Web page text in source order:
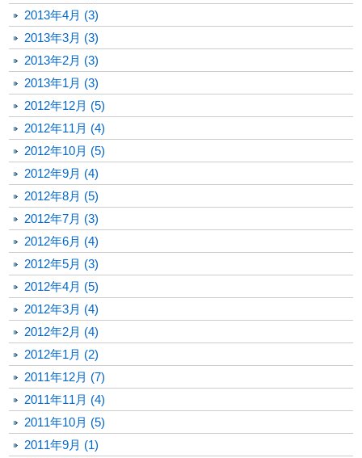
2013年4月 (3)
2013年3月 (3)
2013年2月 (3)
2013年1月 (3)
2012年12月 (5)
2012年11月 (4)
2012年10月 (5)
2012年9月 (4)
2012年8月 (5)
2012年7月 (3)
2012年6月 (4)
2012年5月 (3)
2012年4月 (5)
2012年3月 (4)
2012年2月 (4)
2012年1月 (2)
2011年12月 (7)
2011年11月 (4)
2011年10月 (5)
2011年9月 (1)